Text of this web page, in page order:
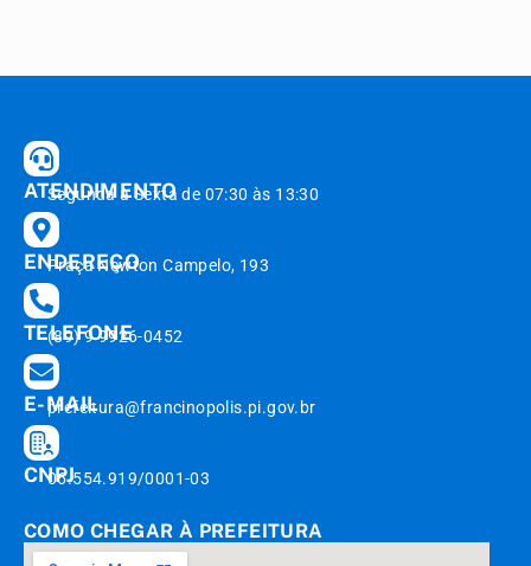
ATENDIMENTO
Segunda à Sexta de 07:30 às 13:30
ENDEREÇO
Praça Newton Campelo, 193
TELEFONE
(89) 9 9926-0452
E-MAIL
prefeitura@francinopolis.pi.gov.br
CNPJ06.554.919/0001-03
COMO CHEGAR À PREFEITURA